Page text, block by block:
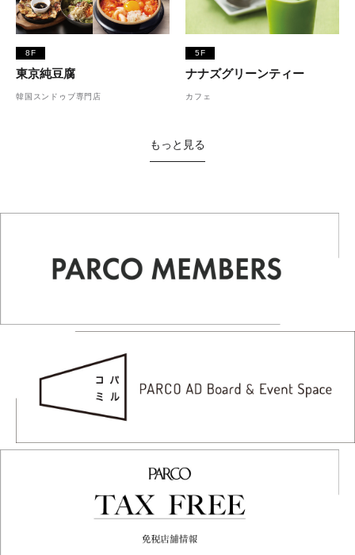
8F
東京純豆腐
韓国スンドゥブ専門店
5F
ナナズグリーンティー
カフェ
もっと見る